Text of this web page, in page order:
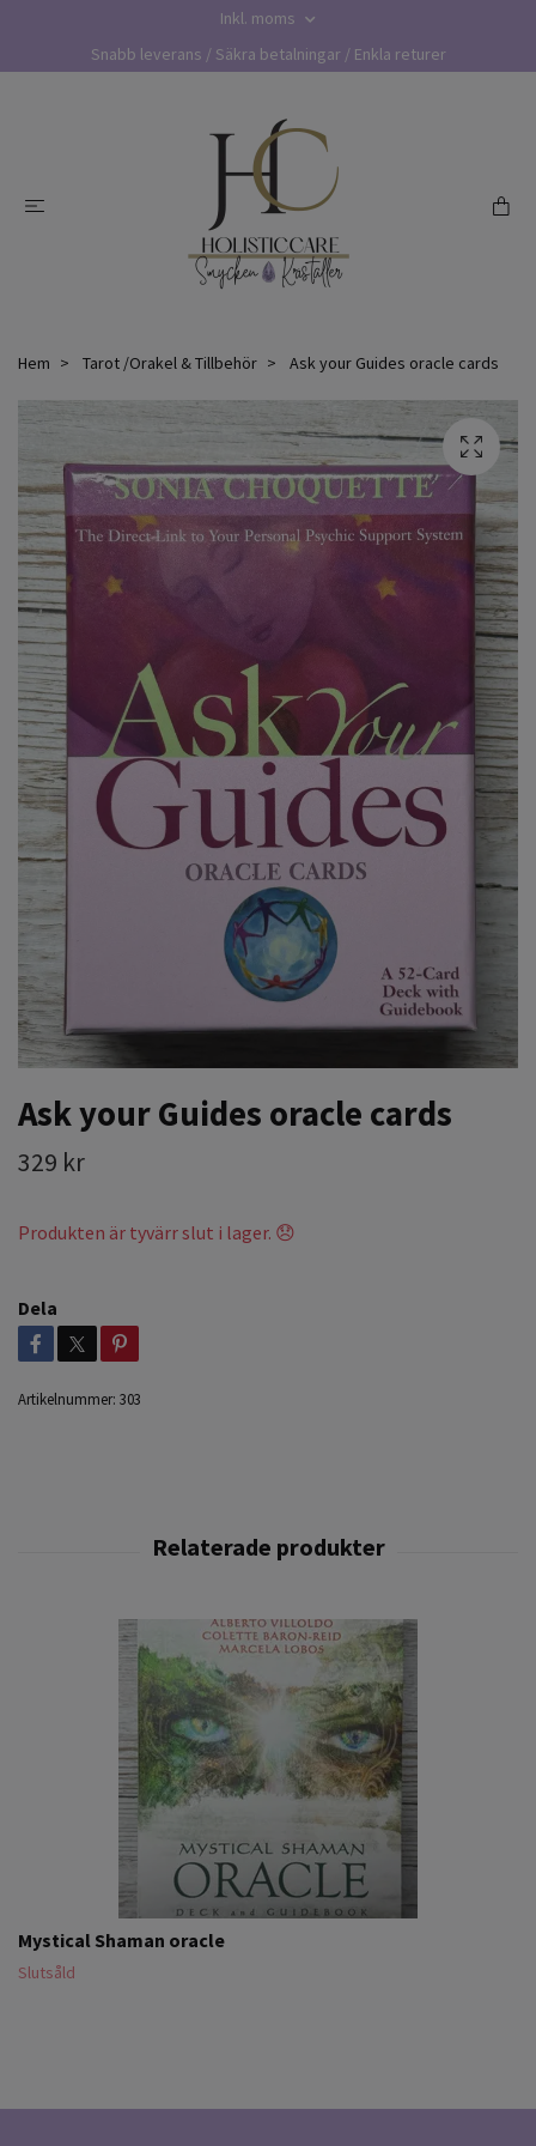
Inkl. moms
Snabb leverans / Säkra betalningar / Enkla returer
Hem Tarot /Orakel & Tillbehör Ask your Guides oracle cards
Ask your Guides oracle cards
329 kr
Produkten är tyvärr slut i lager. 😞
Dela
Artikelnummer: 303
Mystical Shaman oracle
Slutsåld